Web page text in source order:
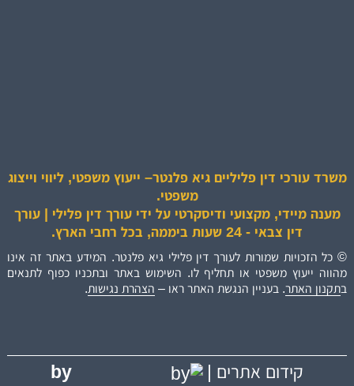
משרד עורכי דין פליליים גיא פלנטר– ייעוץ משפטי, ליווי וייצוג
משפטי.
מענה מיידי, מקצועי ודיסקרטי על ידי עורך דין פלילי | עורך
דין צבאי - 24 שעות ביממה, בכל רחבי הארץ.
© כל הזכויות שמורות לעורך דין פלילי גיא פלנטר. המידע באתר זה אינו
מהווה ייעוץ משפטי או תחליף לו. השימוש באתר ובתכניו כפוף לתנאים
בתקנון האתר. בעניין הנגשת האתר ראו – הצהרת נגישות.
קידום אתרים | by